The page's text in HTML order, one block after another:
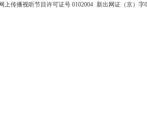
上传播视听节目许可证号 0102004 新出网证（京）